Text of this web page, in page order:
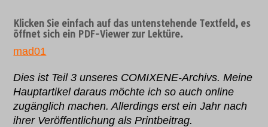
Klicken Sie einfach auf das untenstehende Textfeld, es
öffnet sich ein PDF-Viewer zur Lektüre.
mad01
Dies ist Teil 3 unseres COMIXENE-Archivs. Meine
Hauptartikel daraus möchte ich so auch online
zugänglich machen. Allerdings erst ein Jahr nach
ihrer Veröffentlichung als Printbeitrag.